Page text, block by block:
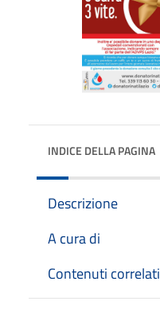
INDICE DELLA PAGINA
Descrizione
A cura di
Contenuti correlati